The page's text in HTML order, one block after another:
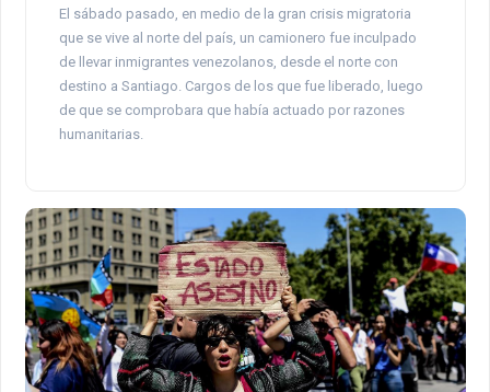
El sábado pasado, en medio de la gran crisis migratoria
que se vive al norte del país, un camionero fue inculpado
de llevar inmigrantes venezolanos, desde el norte con
destino a Santiago. Cargos de los que fue liberado, luego
de que se comprobara que había actuado por razones
humanitarias.